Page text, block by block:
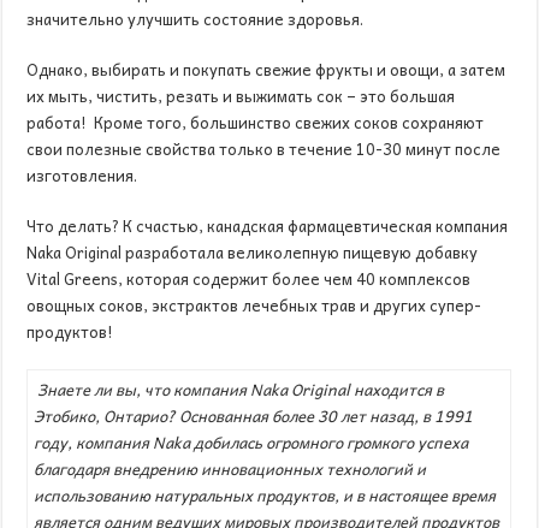
значительно улучшить состояние здоровья.
Однако, выбирать и покупать свежие фрукты и овощи, а затем
их мыть, чистить, резать и выжимать сок – это большая
работа! Кроме того, большинство свежих соков сохраняют
свои полезные свойства только в течение 10-30 минут после
изготовления.
Что делать? К счастью, канадская фармацевтическая компания
Naka Original разработала великолепную пищевую добавку
Vital Greens, которая содержит более чем 40 комплексов
овощных соков, экстрактов лечебных трав и других супер-
продуктов!
Знаете ли вы, что компанияNakaOriginalнаходится в
Этобико, Онтарио? Основанная более 30 лет назад, в 1991
году, компанияNakaдобилась огромного громкого успеха
благодаря внедрению инновационных технологий и
использованию натуральных продуктов, и в настоящее время
является одним ведущих мировых производителей продуктов